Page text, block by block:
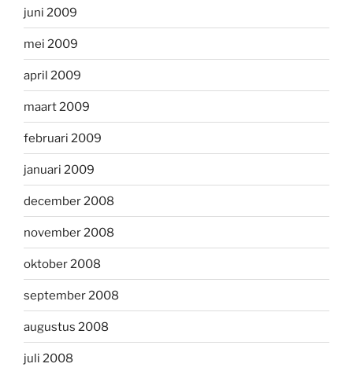
juni 2009
mei 2009
april 2009
maart 2009
februari 2009
januari 2009
december 2008
november 2008
oktober 2008
september 2008
augustus 2008
juli 2008